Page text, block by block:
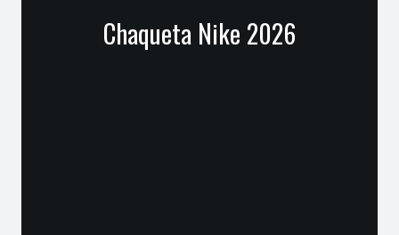
Chaqueta Nike 2026